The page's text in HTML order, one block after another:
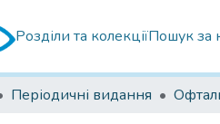
Розділи та колекціїПошук за
Періодичні видання